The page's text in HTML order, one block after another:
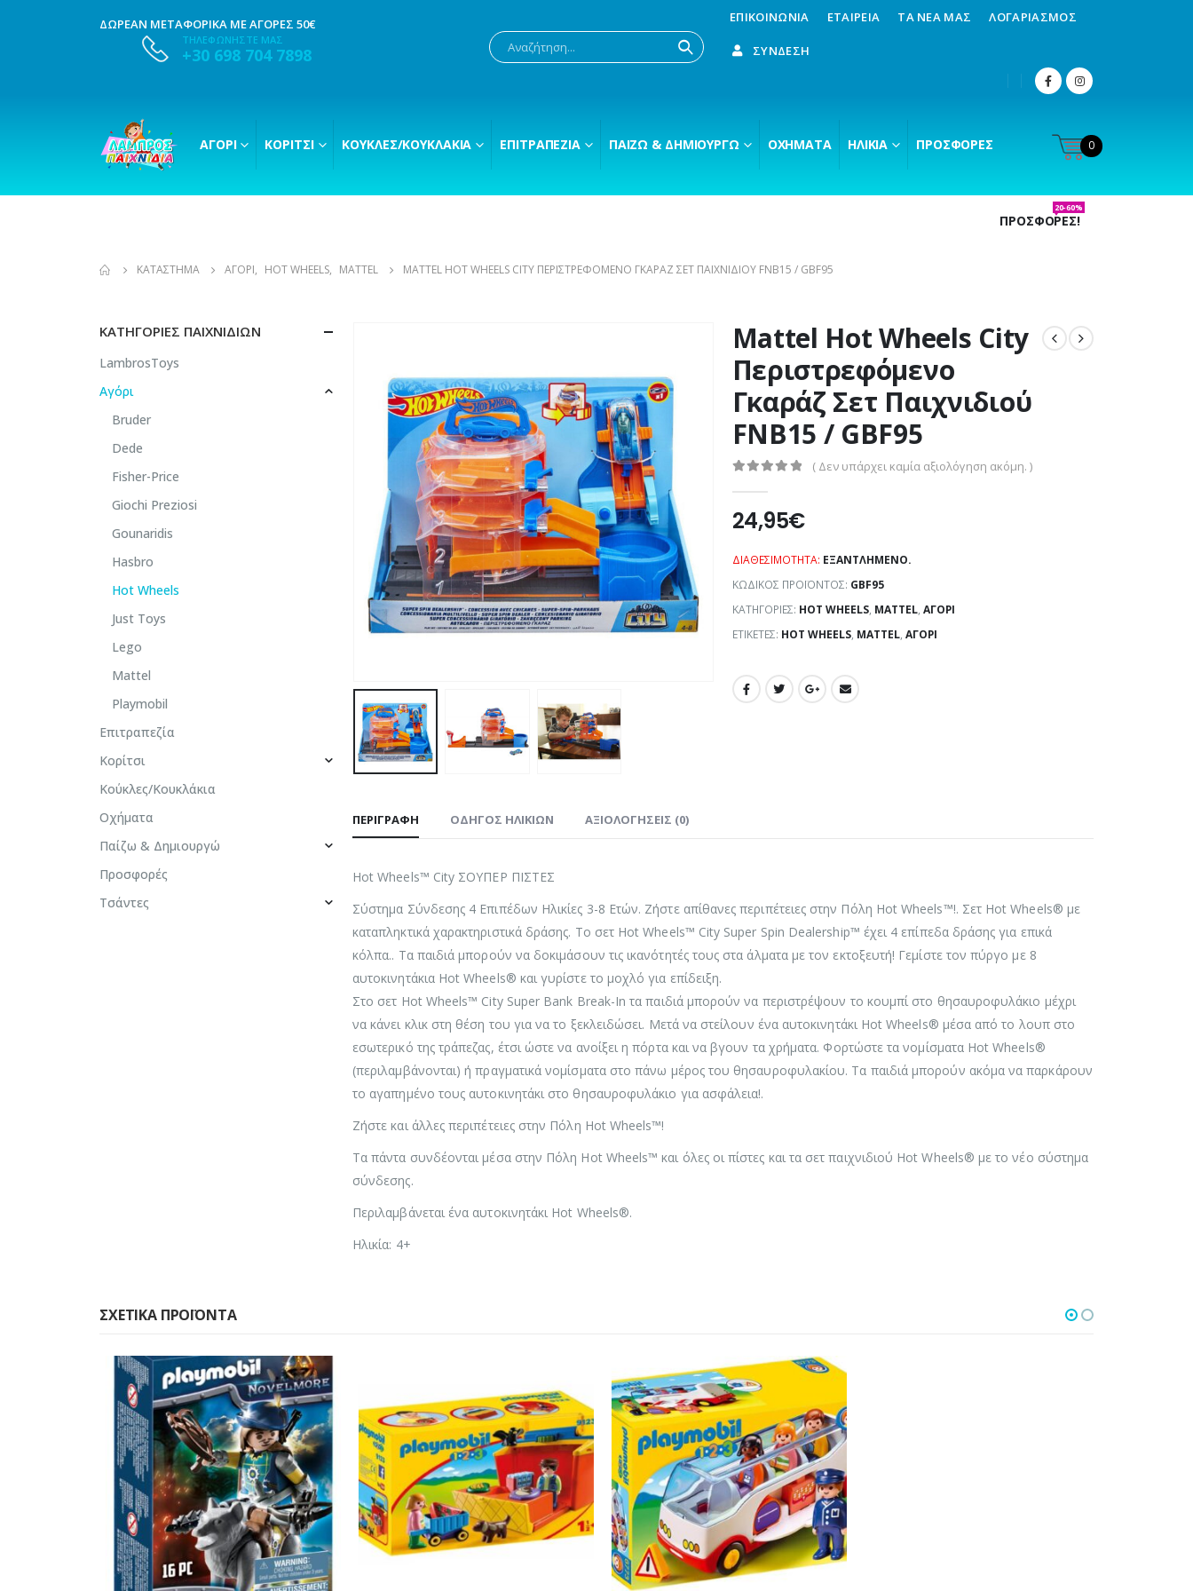
ΔΩΡΕΑΝ ΜΕΤΑΦΟΡΙΚΑ ΜΕ ΑΓΟΡΕΣ 50€
ΤΗΛΕΦΩΝΗΣΤΕ ΜΑΣ
+30 698 704 7898
ΕΠΙΚΟΙΝΩΝΊΑ ΕΤΑΙΡΕΊΑ ΤΑ ΝΈΑ ΜΑΣ ΛΟΓΑΡΙΑΣΜΌΣ
ΣΎΝΔΕΣΗ
ΑΓΌΡΙ ΚΟΡΊΤΣΙ ΚΟΎΚΛΕΣ/ΚΟΥΚΛΆΚΙΑ ΕΠΙΤΡΑΠΈΖΙΑ ΠΑΊΖΩ & ΔΗΜΙΟΥΡΓΏ ΟΧΉΜΑΤΑ ΗΛΙΚΊΑ ΠΡΟΣΦΟΡΈΣ 0
ΠΡΟΣΦΟΡΕΣ!
20-60%
ΚΑΤΆΣΤΗΜΑ ΑΓΌΡΙ, HOT WHEELS, MATTEL MATTEL HOT WHEELS CITY ΠΕΡΙΣΤΡΕΦΌΜΕΝΟ ΓΚΑΡΆΖ ΣΕΤ ΠΑΙΧΝΙΔΙΟΎ FNB15 / GBF95
Mattel Hot Wheels City
Περιστρεφόμενο
Γκαράζ Σετ Παιχνιδιού
FNB15 / GBF95
( Δεν υπάρχει καμία αξιολόγηση ακόμη. )
24,95€
ΔΙΑΘΕΣΙΜΌΤΗΤΑ: ΕΞΑΝΤΛΗΜΈΝΟ.
ΚΩΔΙΚΌΣ ΠΡΟΪΌΝΤΟΣ: GBF95
ΚΑΤΗΓΟΡΊΕΣ: HOT WHEELS, MATTEL, ΑΓΌΡΙ
ΕΤΙΚΈΤΕΣ: HOT WHEELS, MATTEL, ΑΓΌΡΙ
ΠΕΡΙΓΡΑΦΉ ΟΔΗΓΌΣ ΗΛΙΚΙΏΝ ΑΞΙΟΛΟΓΉΣΕΙΣ (0)
Hot Wheels™ City ΣΟΥΠΕΡ ΠΙΣΤΕΣ
Σύστημα Σύνδεσης 4 Επιπέδων Ηλικίες 3-8 Ετών. Ζήστε απίθανες περιπέτειες στην Πόλη Hot Wheels™!. Σετ Hot Wheels® με
καταπληκτικά χαρακτηριστικά δράσης. Το σετ Hot Wheels™ City Super Spin Dealership™ έχει 4 επίπεδα δράσης για επικά
κόλπα.. Τα παιδιά μπορούν να δοκιμάσουν τις ικανότητές τους στα άλματα με τον εκτοξευτή! Γεμίστε τον πύργο με 8
αυτοκινητάκια Hot Wheels® και γυρίστε το μοχλό για επίδειξη.
Στο σετ Hot Wheels™ City Super Bank Break-In τα παιδιά μπορούν να περιστρέψουν το κουμπί στο θησαυροφυλάκιο μέχρι
να κάνει κλικ στη θέση του για να το ξεκλειδώσει. Μετά να στείλουν ένα αυτοκινητάκι Hot Wheels® μέσα από το λουπ στο
εσωτερικό της τράπεζας, έτσι ώστε να ανοίξει η πόρτα και να βγουν τα χρήματα. Φορτώστε τα νομίσματα Hot Wheels®
(περιλαμβάνονται) ή πραγματικά νομίσματα στο πάνω μέρος του θησαυροφυλακίου. Τα παιδιά μπορούν ακόμα να παρκάρουν
το αγαπημένο τους αυτοκινητάκι στο θησαυροφυλάκιο για ασφάλεια!.
Ζήστε και άλλες περιπέτειες στην Πόλη Hot Wheels™!
Τα πάντα συνδέονται μέσα στην Πόλη Hot Wheels™ και όλες οι πίστες και τα σετ παιχνιδιού Hot Wheels® με το νέο σύστημα
σύνδεσης.
Περιλαμβάνεται ένα αυτοκινητάκι Hot Wheels®.
Ηλικία: 4+
ΚΑΤΗΓΟΡΊΕΣ ΠΑΙΧΝΙΔΙΏΝ
LambrosToys
Αγόρι
Bruder
Dede
Fisher-Price
Giochi Preziosi
Gounaridis
Hasbro
Hot Wheels
Just Toys
Lego
Mattel
Playmobil
Επιτραπεζία
Κορίτσι
Κούκλες/Κουκλάκια
Οχήματα
Παίζω & Δημιουργώ
Προσφορές
Τσάντες
ΣΧΕΤΙΚΆ ΠΡΟΪΌΝΤΑ